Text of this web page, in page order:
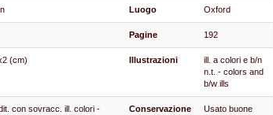
Luogo Oxford
Pagine 192
(cm) Illustrazioni
ill. a colori e b/n
n.t. - colors and
b/w ills
con sovracc. ill. colori -
Conservazione
Usato buone